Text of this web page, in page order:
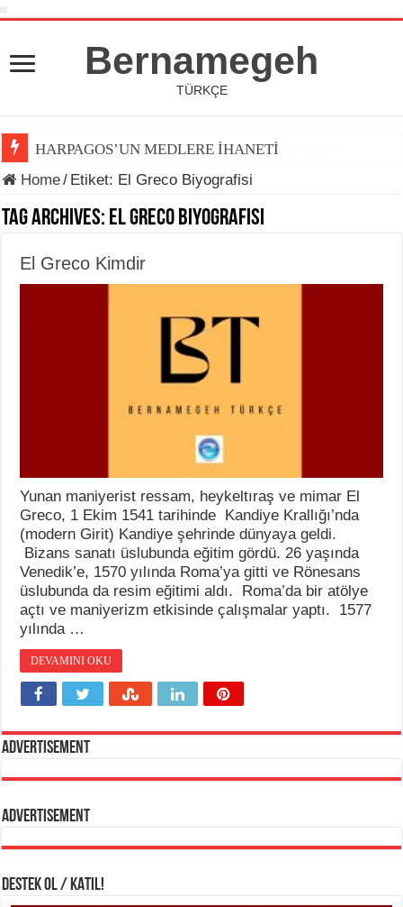
Bernamegeh
TÜRKÇE
HARPAGOS’UN MEDLERE İHANETİ
Home/ Etiket: El Greco Biyografisi
Tag Archives: El Greco Biyografisi
El Greco Kimdir
Yunan maniyerist ressam, heykeltıraş ve mimar El
Greco, 1 Ekim 1541 tarihinde Kandiye Krallığı’nda
(modern Girit) Kandiye şehrinde dünyaya geldi.
Bizans sanatı üslubunda eğitim gördü. 26 yaşında
Venedik’e, 1570 yılında Roma’ya gitti ve Rönesans
üslubunda da resim eğitimi aldı. Roma’da bir atölye
açtı ve maniyerizm etkisinde çalışmalar yaptı. 1577
yılında …
DEVAMINI OKU
Advertisement
Advertisement
DESTEK OL / KATIL!